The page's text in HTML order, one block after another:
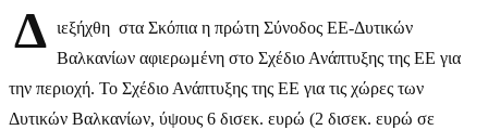
Δ ιεξήχθη στα Σκόπια η πρώτη Σύνοδος ΕΕ-Δυτικών
Βαλκανίων αφιερωμένη στο Σχέδιο Ανάπτυξης της ΕΕ για
την περιοχή. Το Σχέδιο Ανάπτυξης της ΕΕ για τις χώρες των
Δυτικών Βαλκανίων, ύψους 6 δισεκ. ευρώ (2 δισεκ. ευρώ σε